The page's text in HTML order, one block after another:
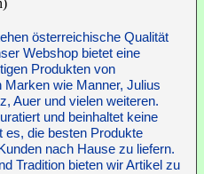
österreichische Qualität
Webshop bietet eine
Produkten von
wie Manner, Julius
Auer und vielen weiteren.
und beinhaltet keine
es, die besten Produkte
nach Hause zu liefern.
Tradition bieten wir Artikel zu